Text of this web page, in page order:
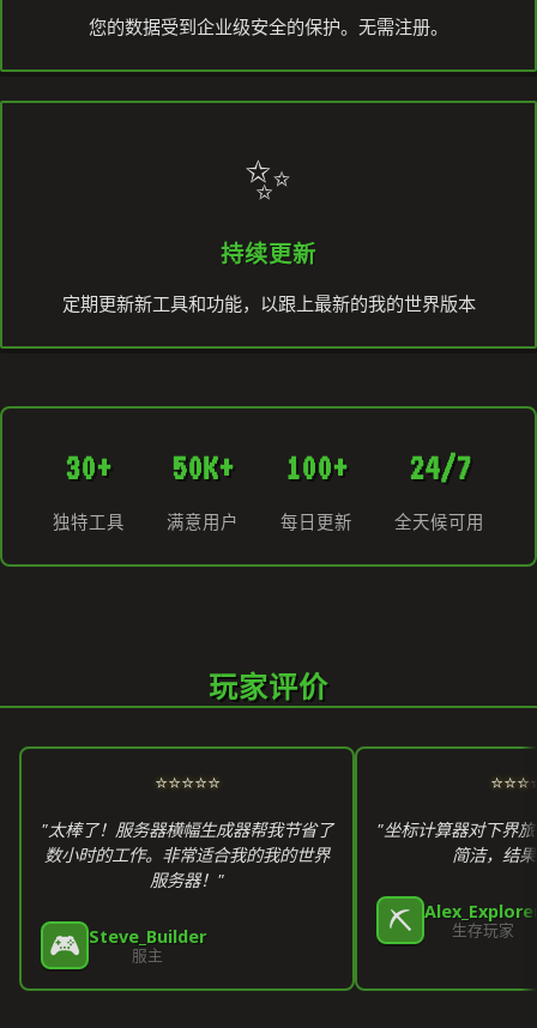
您的数据受到企业级安全的保护。无需注册。
✨
持续更新
定期更新新工具和功能，以跟上最新的我的世界版本
30+
独特工具
50K+
满意用户
100+
每日更新
24/7
全天候可用
玩家评价
⭐⭐⭐⭐⭐
"太棒了！服务器横幅生成器帮我节省了
数小时的工作。非常适合我的我的世界
服务器！"
🎮 Steve_Builder
服主
"坐标计算器对下界
简洁，结
⛏️ 生存玩家